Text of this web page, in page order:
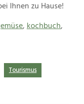
Ihnen zu Hause!
, kochbuch,
Tourismus